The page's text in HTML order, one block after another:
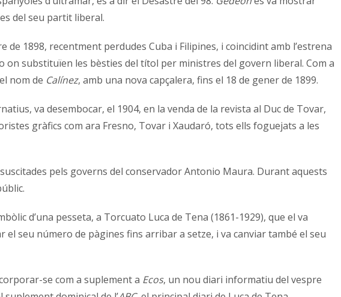
del seu partit liberal.
1898, recentment perdudes Cuba i Filipines, i coincidint amb l’estrena
on substituïen les bèsties del títol per ministres del govern liberal. Com a
nom de Calínez, amb una nova capçalera, fins el 18 de gener de 1899.
va desembocar, el 1904, en la venda de la revista al Duc de Tovar,
gràfics com ara Fresno, Tovar i Xaudaró, tots ells foguejats a les
pels governs del conservador Antonio Maura. Durant aquests
d’una pesseta, a Torcuato Luca de Tena (1861-1929), que el va
seu número de pàgines fins arribar a setze, i va canviar també el seu
se com a suplement a Ecos, un nou diari informatiu del vespre